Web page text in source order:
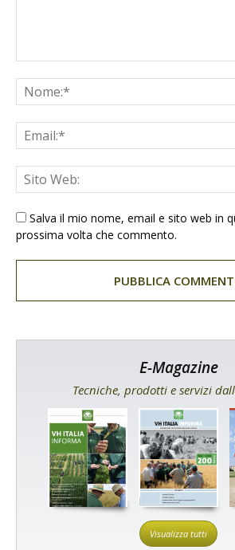
Salva il mio nome, email e sito web in
prossima volta che commento.
E-Magazine
Tecniche, prodotti e servizi
Visualizza tutti